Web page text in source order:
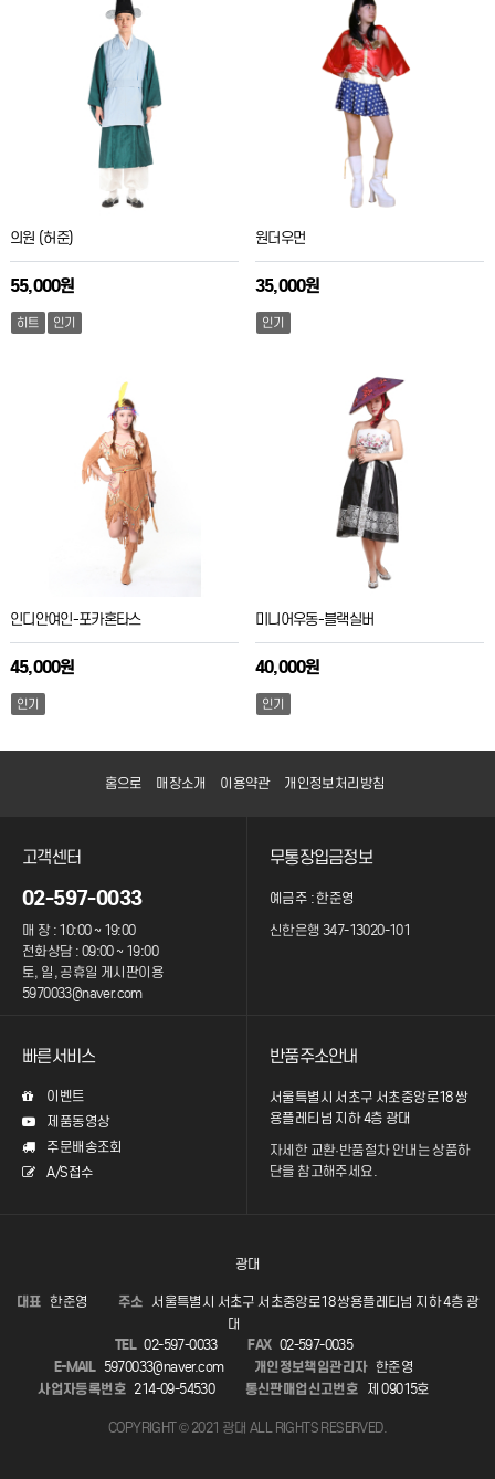
의원 (허준)
55,000원
히트 인기
원더우먼
35,000원
인기
인디안여인-포카혼타스
45,000원
인기
미니어우동-블랙실버
40,000원
인기
홈으로 매장소개 이용약관 개인정보처리방침
고객센터
02-597-0033
매 장 : 10:00 ~ 19:00
전화상담 : 09:00 ~ 19:00
토, 일, 공휴일 게시판이용
5970033@naver.com
무통장입금정보
예금주 : 한준영
신한은행 347-13020-101
빠른서비스
이벤트
제품동영상
주문배송조회
A/S접수
반품주소안내
서울특별시 서초구 서초중앙로18 쌍
용플레티넘 지하 4층 광대
자세한 교환·반품절차 안내는상품하
단을 참고해주세요.
광대
대표 한준영 주소 서울특별시 서초구 서초중앙로18 쌍용플레티넘 지하 4층 광
대
TEL 02-597-0033 FAX 02-597-0035
E-MAIL 5970033@naver.com 개인정보책임관리자 한준영
사업자등록번호 214-09-54530 통신판매업신고번호 제 09015호
COPYRIGHT © 2021 광대 ALL RIGHTS RESERVED.